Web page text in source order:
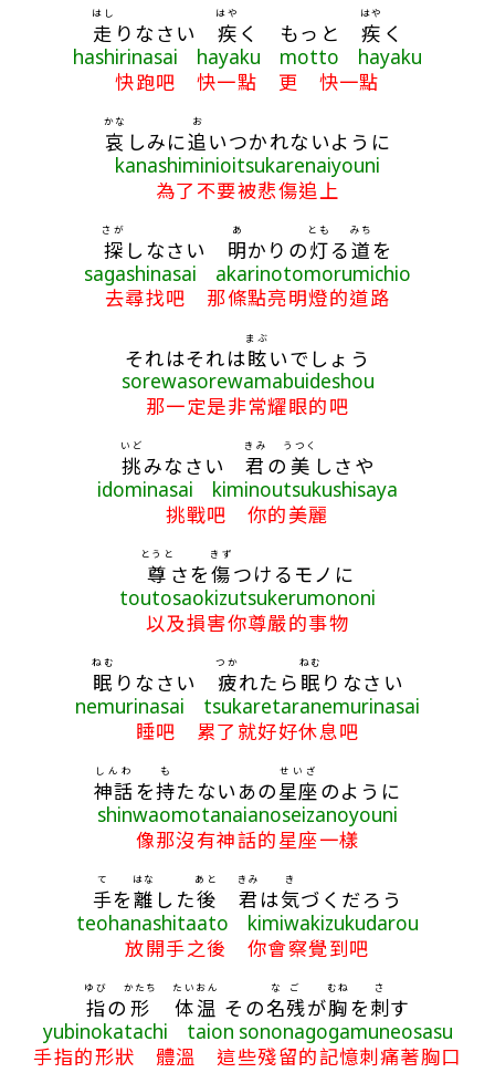
走
はし
りなさい 疾
はや
く もっと 疾
はや
く
hashirinasai hayaku motto hayaku
快跑吧 快一點 更 快一點
哀
かな
しみに追
お
いつかれないように
kanashiminioitsukarenaiyouni
為了不要被悲傷追上
探
さが
しなさい 明
あ
かりの灯
とも
る道
みち
を
sagashinasai akarinotomorumichio
去尋找吧 那條點亮明燈的道路
それはそれは眩
まぶ
いでしょう
sorewasorewamabuideshou
那一定是非常耀眼的吧
挑
いど
みなさい君
きみ
の 美
うつく
しさや
idominasai kiminoutsukushisaya
挑戰吧 你的美麗
尊
とうと
さを傷
きず
つけるモノに
toutosaokizutsukerumononi
以及損害你尊嚴的事物
眠
ねむ
りなさい 疲
つか
れたら 眠
ねむ
りなさい
nemurinasai tsukaretaranemurinasai
睡吧 累了就好好休息吧
神話
しんわ
を持
も
たないあの星座
せいざ
のように
shinwaomotanaianoseizanoyouni
像那沒有神話的星座一樣
手
て
を離
はな
した後
あと
君
きみ
は気
き
づくだろう
teohanashitaato kimiwakizukudarou
放開手之後 你會察覺到吧
指
ゆび
の 形
かたち
体温
たいおん
その名残
なご
が胸
むね
を刺
さ
す
yubinokatachi taion sononagogamuneosasu
手指的形狀 體溫 這些殘留的記憶刺痛著胸口